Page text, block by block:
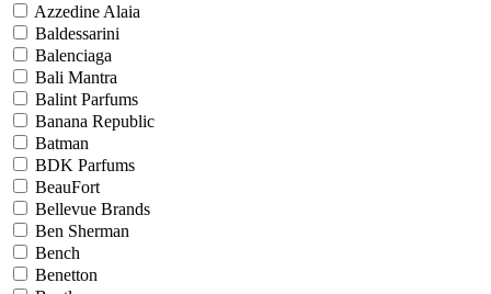
Azzedine Alaia
Baldessarini
Balenciaga
Bali Mantra
Balint Parfums
Banana Republic
Batman
BDK Parfums
BeauFort
Bellevue Brands
Ben Sherman
Bench
Benetton